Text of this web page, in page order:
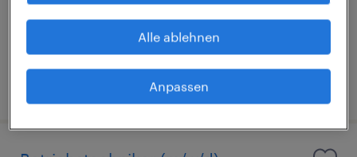
Festanstellung
€2,949 pro monat
veröffentlicht am 7. August 2026
Alle ablehnen
Anpassen